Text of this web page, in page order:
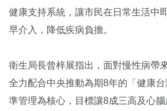
健康支持系統，讓市民在日常生活中
早介入，降低疾病負擔。
衛生局長曾梓展指出，面對慢性病帶
全力配合中央推動為期8年的「健康
準管理為核心，目標讓8成三高及心